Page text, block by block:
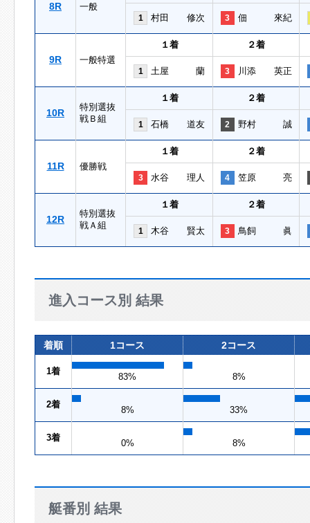
8R 一般
1 村田 修次 3 佃 來紀
9R 一般特選
１着 ２着
1 土屋 蘭 3 川添 英正
10R
特別選抜
戦Ｂ組
１着 ２着
1 石橋 道友 2 野村 誠
11R 優勝戦
１着 ２着
3 水谷 理人 4 笠原 亮
12R
特別選抜
戦Ａ組
１着 ２着
1 木谷 賢太 3 鳥飼 眞
進入コース別 結果
着順 1コース 2コース
1着
83% 8%
2着
8% 33%
3着
0% 8%
艇番別 結果